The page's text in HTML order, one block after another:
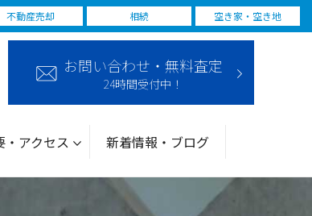
不動産売却 相続 空き家・空き地
お問い合わせ・無料査定
24時間受付中！
・アクセス 新着情報・ブログ